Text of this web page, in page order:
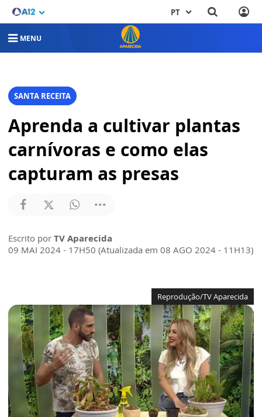
PT
MENU
SANTA RECEITA
Aprenda a cultivar plantas
carnívoras e como elas
capturam as presas
Escrito por TV Aparecida
09 MAI 2024 - 17H50 (Atualizada em 08 AGO 2024 - 11H13)
Reprodução/TV Aparecida